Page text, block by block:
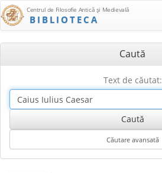
Centrul de Filosofie Antică şi Medievală
BIBLIOTECA
Caută
Text de căutat: